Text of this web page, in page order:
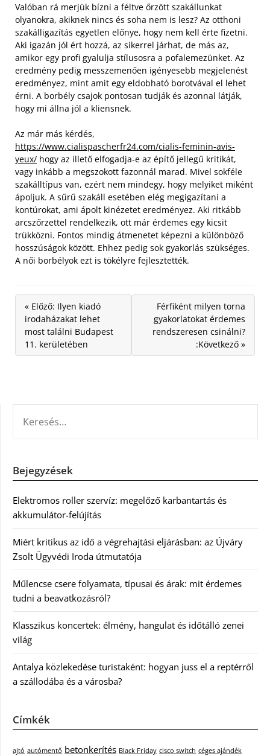
Valóban rá merjük bízni a féltve őrzött szakállunkat
olyanokra, akiknek nincs és soha nem is lesz? Az otthoni
szakálligazítás egyetlen előnye, hogy nem kell érte fizetni.
Aki igazán jól ért hozzá, az sikerrel járhat, de más az,
amikor egy profi gyalulja stílusosra a pofalemezünket. Az
eredmény pedig messzemenően igényesebb megjelenést
eredményez, mint amit egy eldobható borotvával el lehet
érni. A borbély csajok pontosan tudják és azonnal látják,
hogy mi állna jól a kliensnek.
Az már más kérdés,
https://www.cialispascherfr24.com/cialis-feminin-avis-
yeux/ hogy az illető elfogadja-e az építő jellegű kritikát,
vagy inkább a megszokott fazonnál marad. Mivel sokféle
szakálltípus van, ezért nem mindegy, hogy melyiket miként
ápoljuk. A sűrű szakáll esetében elég megigazítani a
kontúrokat, ami ápolt kinézetet eredményez. Aki ritkább
arcszőrzettel rendelkezik, ott már érdemes egy kicsit
trükközni. Fontos mindig átmenetet képezni a különböző
hosszúságok között. Ehhez pedig sok gyakorlás szükséges.
A női borbélyok ezt is tökélyre fejlesztették.
« Előző: Ilyen kiadó
irodaházakat lehet
most találni Budapest
11. kerületében
Férfiként milyen torna
gyakorlatokat érdemes
rendszeresen csinálni?
:Következő »
Bejegyzések
Elektromos roller szervíz: megelőző karbantartás és
akkumulátor-felújítás
Miért kritikus az idő a végrehajtási eljárásban: az Újváry
Zsolt Ügyvédi Iroda útmutatója
Műlencse csere folyamata, típusai és árak: mit érdemes
tudni a beavatkozásról?
Klasszikus koncertek: élmény, hangulat és időtálló zenei
világ
Antalya közlekedése turistaként: hogyan juss el a reptérről
a szállodába és a városba?
Címkék
ajtó autómentő betonkerítés Black Friday cisco switch céges ajándék